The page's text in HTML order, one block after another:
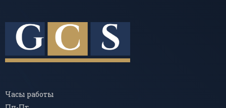
Часы работы